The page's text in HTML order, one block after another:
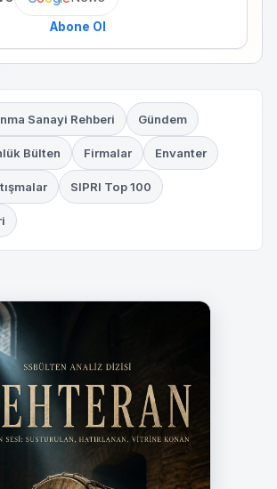
Abone Ol
Sanayi Rehberi Gündem
Bülten Firmalar Envanter
SIPRI Top 100